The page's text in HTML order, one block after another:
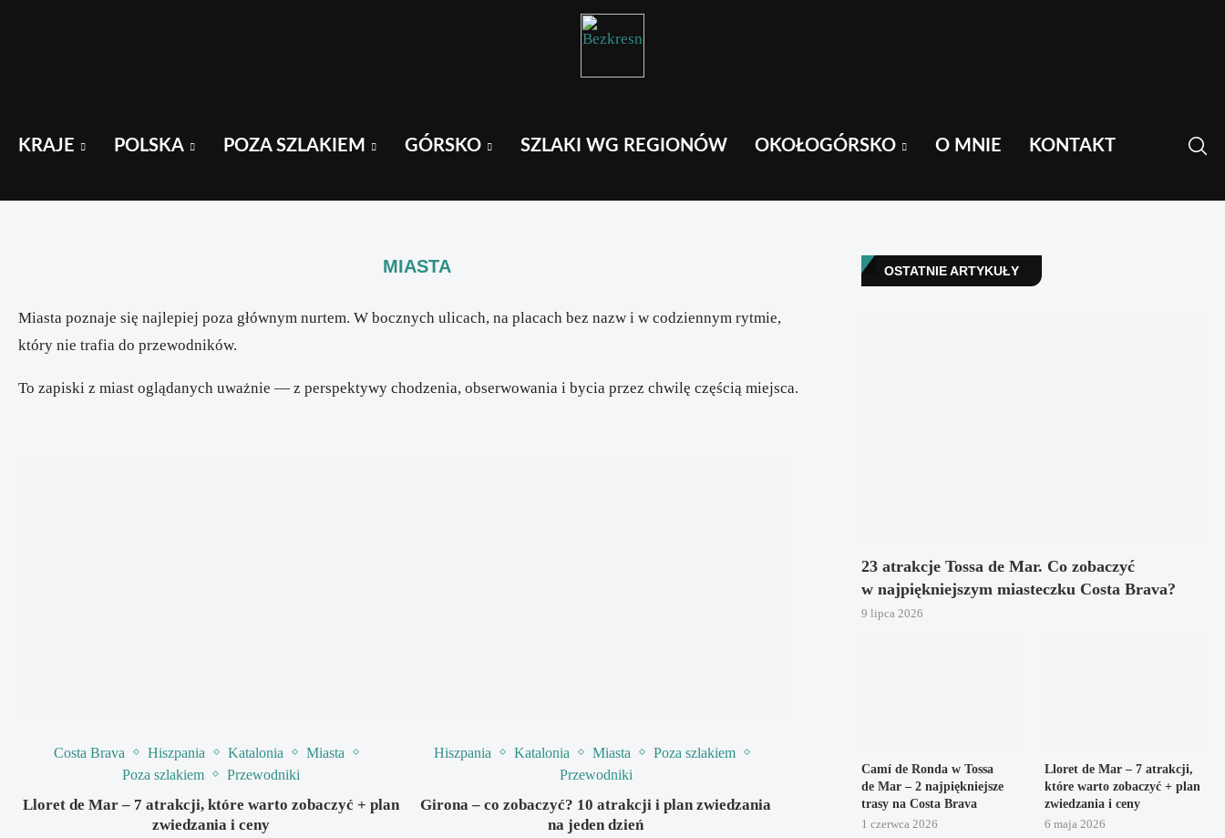
KRAJE POLSKA POZA SZLAKIEM GÓRSKO SZLAKI WG REGIONÓW OKOŁOGÓRSKO O MNIE KONTAKT
MIASTA
Miasta poznaje się najlepiej poza głównym nurtem. W bocznych ulicach, na placach bez nazw i w codziennym rytmie,
który nie trafia do przewodników.
To zapiski z miast oglądanych uważnie — z perspektywy chodzenia, obserwowania i bycia przez chwilę częścią miejsca.
Costa Brava Hiszpania Katalonia
Miasta
Poza szlakiem
Przewodniki
Lloret de Mar – 7 atrakcji, które warto zobaczyć + plan
zwiedzania i ceny
Hiszpania Katalonia Miasta
Poza szlakiem
Przewodniki
Girona – co zobaczyć? 10 atrakcji i plan zwiedzania
na jeden dzień
OSTATNIE ARTYKUŁY
23 atrakcje Tossa de Mar. Co zobaczyć
w najpiękniejszym miasteczku Costa Brava?
9 lipca 2026
Camí de Ronda w Tossa
de Mar – 2 najpiękniejsze
trasy na Costa Brava
1 czerwca 2026
Lloret de Mar – 7 atrakcji,
które warto zobaczyć + plan
zwiedzania i ceny
6 maja 2026